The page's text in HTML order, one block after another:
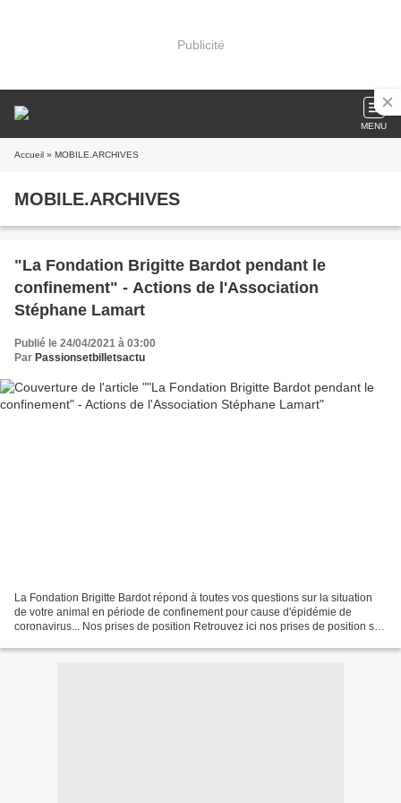
Publicité
MENU
Accueil » MOBILE.ARCHIVES
MOBILE.ARCHIVES
"La Fondation Brigitte Bardot pendant le
confinement" - Actions de l'Association
Stéphane Lamart
Publié le 24/04/2021 à 03:00
Par Passionsetbilletsactu
La Fondation Brigitte Bardot répond à toutes vos questions sur la situation
de votre animal en période de confinement pour cause d'épidémie de
coronavirus... Nos prises de position Retrouvez ici nos prises de position sur